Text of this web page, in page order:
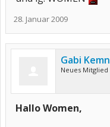
28. Januar 2009
Gabi
Neues Mitglied
Hallo Women,